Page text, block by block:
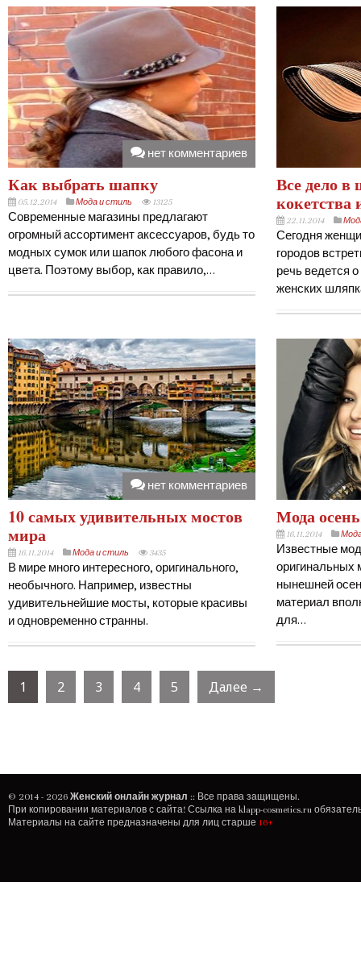
нет комментариев
Как выбрать шапку
05.12.2014 Мода и стиль 13125
Современные магазины предлагают
огромный ассортимент аксессуаров, будь то
модных сумок или шапок любого фасона и
цвета. Поэтому выбор, как правило,…
Все дело
кокетства
22.11.2014
Сегодня
городов
речь ведется
женских
нет комментариев
10 самых удивительных мостов
мира
16.11.2014 Мода и стиль 3435
В мире много интересного, оригинального,
необычного. Например, известны
удивительнейшие мосты, которые красивы
и одновременно странны.
Мода
16.11.2014
Известные
оригинальных
нынешней
материал
для…
1 2 3 4 5 Далее →
© 2014 - 2026 Женский онлайн журнал :: Все права защищены.
При копировании материалов с сайта! Ссылка на klapp-cosmetics.ru
Материалы на сайте предназначены для лиц старше 16+